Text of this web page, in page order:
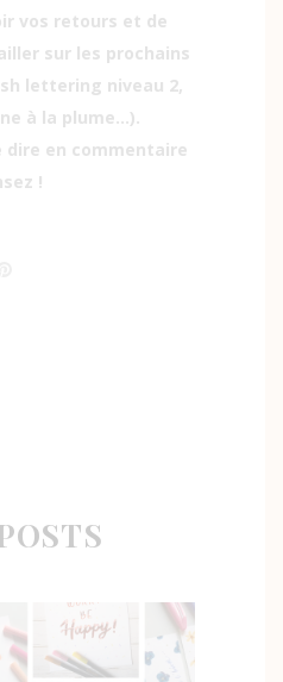
vos retours et de
sur les prochains
lettering niveau 2,
à la plume…).
dire en commentaire
!